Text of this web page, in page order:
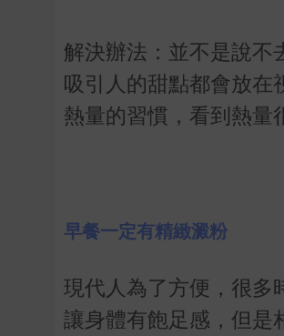
解決辦法：並不是說不
吸引人的甜點都會放在
熱量的習慣，看到熱量
早餐一定有精緻澱粉
現代人為了方便，很多
讓身體有飽足感，但是